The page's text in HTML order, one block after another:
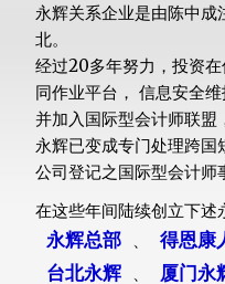
永辉关系企业是由陈中
北。
经过20多年努力，投资
同作业平台， 信息安全维
并加入国际型会计师联盟
永辉已变成专门处理跨国
公司登记之国际型会计师
在这些年间陆续创立下述
永辉总部 得恩康
台北永辉 厦门永